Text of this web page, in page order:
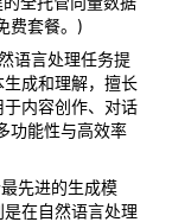
费套餐。)
语言处理任务提
成和理解，擅长
内容创作、对话
功能性与高效率
先进的生成模
在自然语言处理